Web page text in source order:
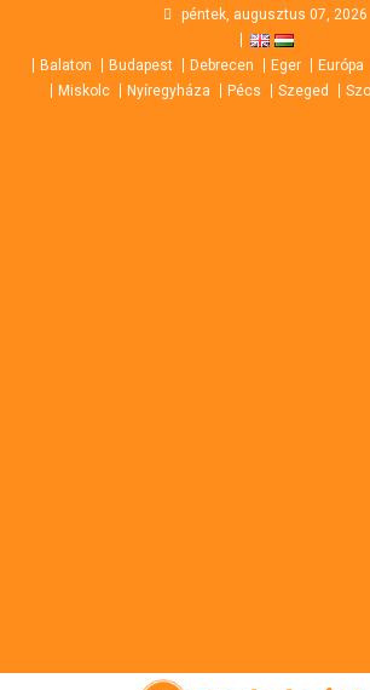
content
péntek, augusztus 07, 2026
Balaton Budapest Debrecen Eger Európa
Miskolc
Nyíregyháza Pécs Szeged